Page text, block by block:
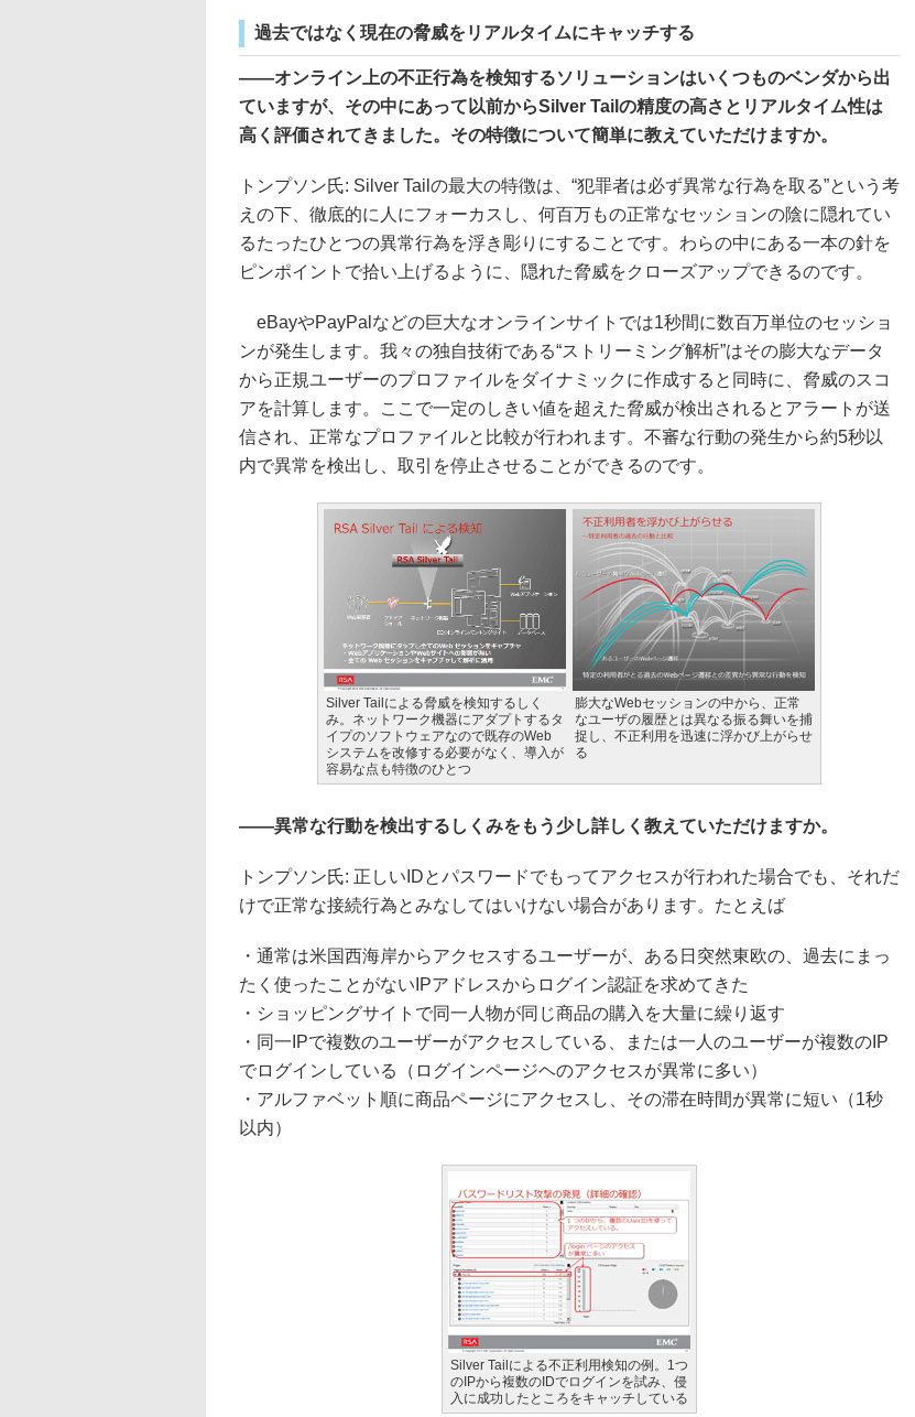
過去ではなく現在の脅威をリアルタイムにキャッチする
――オンライン上の不正行為を検知するソリューションはいくつものベンダから出
ていますが、その中にあって以前からSilver Tailの精度の高さとリアルタイム性は
高く評価されてきました。その特徴について簡単に教えていただけますか。
トンプソン氏: Silver Tailの最大の特徴は、“犯罪者は必ず異常な行為を取る”という考
えの下、徹底的に人にフォーカスし、何百万もの正常なセッションの陰に隠れてい
るたったひとつの異常行為を浮き彫りにすることです。わらの中にある一本の針を
ピンポイントで拾い上げるように、隠れた脅威をクローズアップできるのです。
eBayやPayPalなどの巨大なオンラインサイトでは1秒間に数百万単位のセッショ
ンが発生します。我々の独自技術である“ストリーミング解析”はその膨大なデータ
から正規ユーザーのプロファイルをダイナミックに作成すると同時に、脅威のスコ
アを計算します。ここで一定のしきい値を超えた脅威が検出されるとアラートが送
信され、正常なプロファイルと比較が行われます。不審な行動の発生から約5秒以
内で異常を検出し、取引を停止させることができるのです。
Silver Tailによる脅威を検知するしく
み。ネットワーク機器にアダプトするタ
イプのソフトウェアなので既存のWeb
システムを改修する必要がなく、導入が
容易な点も特徴のひとつ
膨大なWebセッションの中から、正常
なユーザの履歴とは異なる振る舞いを捕
捉し、不正利用を迅速に浮かび上がらせ
る
――異常な行動を検出するしくみをもう少し詳しく教えていただけますか。
トンプソン氏: 正しいIDとパスワードでもってアクセスが行われた場合でも、それだ
けで正常な接続行為とみなしてはいけない場合があります。たとえば
・通常は米国西海岸からアクセスするユーザーが、ある日突然東欧の、過去にまっ
たく使ったことがないIPアドレスからログイン認証を求めてきた
・ショッピングサイトで同一人物が同じ商品の購入を大量に繰り返す
・同一IPで複数のユーザーがアクセスしている、または一人のユーザーが複数のIP
でログインしている（ログインページヘのアクセスが異常に多い）
・アルファベット順に商品ページにアクセスし、その滞在時間が異常に短い（1秒
以内）
Silver Tailによる不正利用検知の例。1つ
のIPから複数のIDでログインを試み、侵
入に成功したところをキャッチしている